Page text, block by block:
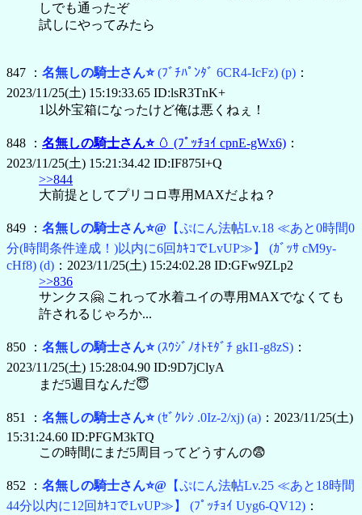
しでも通ったぞ
試しにやってみたら
847 ： 名無しの騎士さん⭐(ﾌﾞﾁﾊﾟﾝﾀﾞ 6CR4-IcFz) (p) ：
2023/11/25(土) 15:19:33.65 ID:lsR3TnK+
1以外宝箱になったけど俺は悪くねぇ！
848 ： 名無しの騎士さん⭐ 🥚 (ﾌﾟｯﾁｮｲ cpnE-gWx6) ：
2023/11/25(土) 15:21:34.42 ID:IF875I+Q
>>844
大前提としてプリコロ専用MAXだよね？
849 ： 名無しの騎士さん⭐@ 【ぷにん法帖Lv.18 ≪あと0時間0
分(時間条件達成！)以内に6回ｶｷｺでLvUP≫】
(ｶﾞｯｻ cM9y-
cHf8) (d) ：2023/11/25(土) 15:24:02.28 ID:GFw9ZLp2
>>836
サンクス🤗 これって水着ユイの専用MAXでなくても
許されるじゃろか...
850 ： 名無しの騎士さん⭐(ｽｳｼﾞﾉｵﾄﾓﾀﾞﾁ gkI1-g8zS) ：
2023/11/25(土) 15:28:04.90 ID:9D7jClyA
まだ5週目なんだ😇
851 ： 名無しの騎士さん⭐(ｾﾞｸﾚｼ .0Iz-2/xj) (a) ：2023/11/25(土)
15:31:24.60 ID:PFGM3kTQ
この時間にまだ5周目ってどうすんの😨
852 ： 名無しの騎士さん⭐@ 【ぷにん法帖Lv.25 ≪あと18時間
44分以内に12回ｶｷｺでLvUP≫】
(ﾌﾟｯﾁｮｲ Uyg6-QV12) ：